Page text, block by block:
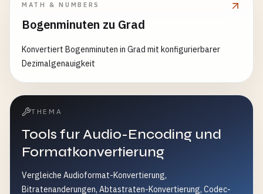
MATH & NUMBERS
Bogenminuten zu Grad
Konvertiert Bogenminuten in Grad mit konfigurierbarer
Dezimalgenauigkeit
THEMA
Tools fur Audio-Encoding und
Formatkonvertierung
Vergleiche Audioformat-Konvertierung,
Bitratenanderungen, Abtastraten-Konvertierung, Codec-